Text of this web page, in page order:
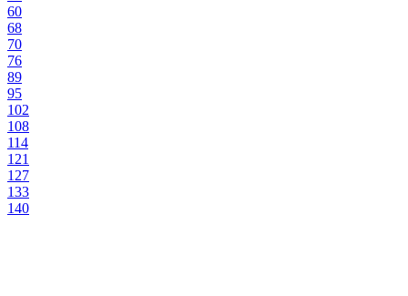
60
68
70
76
89
95
102
108
114
121
127
133
140